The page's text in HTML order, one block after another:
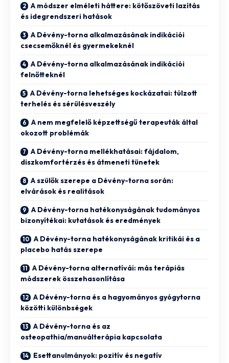
A módszer elméleti háttere: kötőszöveti lazítás
és idegrendszeri hatások
A Dévény-torna alkalmazásának indikációi
csecsemőknél és gyermekeknél
A Dévény-torna alkalmazásának indikációi
felnőtteknél
A Dévény-torna lehetséges kockázatai: túlzott
terhelés és sérülésveszély
A nem megfelelő képzettségű terapeuták által
okozott problémák
A Dévény-torna mellékhatásai: fájdalom,
diszkomfortérzés és átmeneti tünetek
A szülők szerepe a Dévény-torna során:
elvárások és realitások
A Dévény-torna hatékonyságának tudományos
bizonyítékai: kutatások és eredmények
A Dévény-torna hatékonyságának kritikái és a
placebo hatás szerepe
A Dévény-torna alternatívái: más terápiás
módszerek összehasonlítása
A Dévény-torna és a hagyományos gyógytorna
közötti különbségek
A Dévény-torna és az
osteopathia/manuálterápia kapcsolata
Esettanulmányok: pozitív és negatív